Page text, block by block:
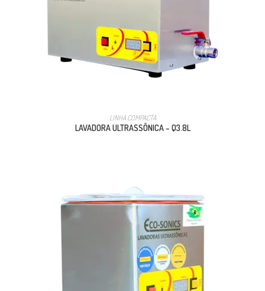
LINHA COMPACTA
LAVADORA ULTRASSÔNICA – Q3.8L